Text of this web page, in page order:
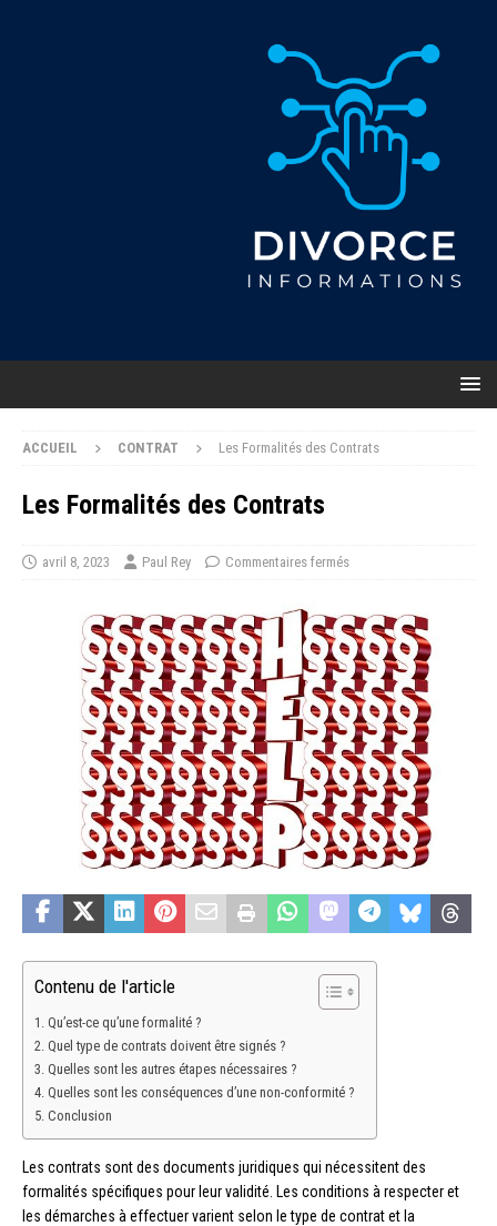
ACCUEIL CONTRAT Les Formalités des Contrats
Les Formalités des Contrats
avril 8, 2023 Paul Rey Commentaires fermés
Contenu de l'article
Qu’est-ce qu’une formalité ?
Quel type de contrats doivent être signés ?
Quelles sont les autres étapes nécessaires ?
Quelles sont les conséquences d’une non-conformité ?
Conclusion
Les contrats sont des documents juridiques qui nécessitent des
formalités spécifiques pour leur validité. Les conditions à respecter et
les démarches à effectuer varient selon le type de contrat et la